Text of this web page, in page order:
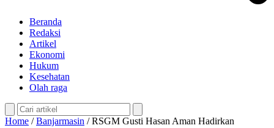
Beranda
Redaksi
Artikel
Ekonomi
Hukum
Kesehatan
Olah raga
Home /Banjarmasin /RSGM Gusti Hasan Aman Hadirkan